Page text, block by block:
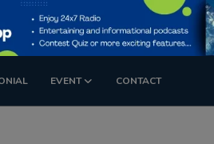
EVENT CONTACT